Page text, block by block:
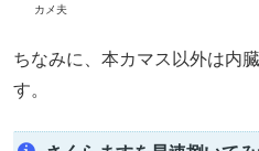
カメ夫
ちなみに、本カマス以外は内
す。